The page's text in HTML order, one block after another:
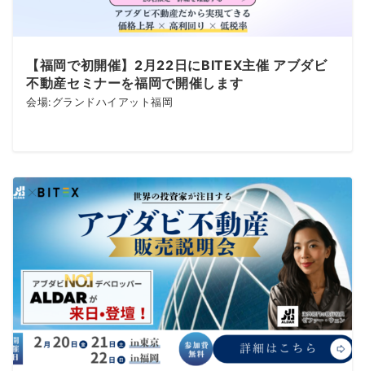
【福岡で初開催】2月22日にBITEX主催 アブダビ
不動産セミナーを福岡で開催します
会場:グランドハイアット福岡